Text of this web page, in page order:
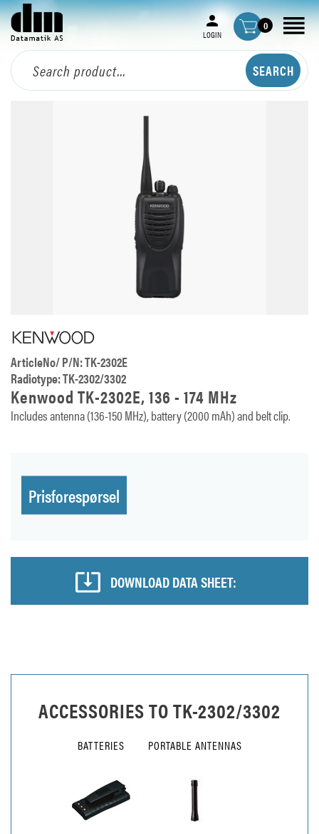
LOGIN
0
ArticleNo/ P/N: TK-2302E
Radiotype: TK-2302/3302
Kenwood TK-2302E, 136 - 174 MHz
Includes antenna (136-150 MHz), battery (2000 mAh) and belt clip.
Prisforespørsel
DOWNLOAD DATA SHEET:
ACCESSORIES TOTK-2302/3302
BATTERIES PORTABLE ANTENNAS